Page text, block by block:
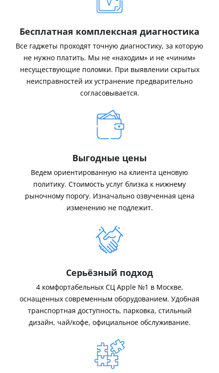
Бесплатная комплексная диагностика
Все гаджеты проходят точную диагностику, за которую
не нужно платить. Мы не «находим» и не «чиним»
несуществующие поломки. При выявлении скрытых
неисправностей их устранение предварительно
согласовывается.
Выгодные цены
Ведем ориентированную на клиента ценовую
политику. Стоимость услуг близка к нижнему
рыночному порогу. Изначально озвученная цена
изменению не подлежит.
Серьёзный подход
4 комфортабельных СЦ Apple №1 в Москве,
оснащенных современным оборудованием. Удобная
транспортная доступность, парковка, стильный
дизайн, чай/кофе, официальное обслуживание.